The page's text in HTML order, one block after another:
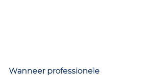
Wanneer professionele